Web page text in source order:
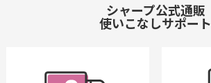
シャープ公式通販
使いこなしサポート